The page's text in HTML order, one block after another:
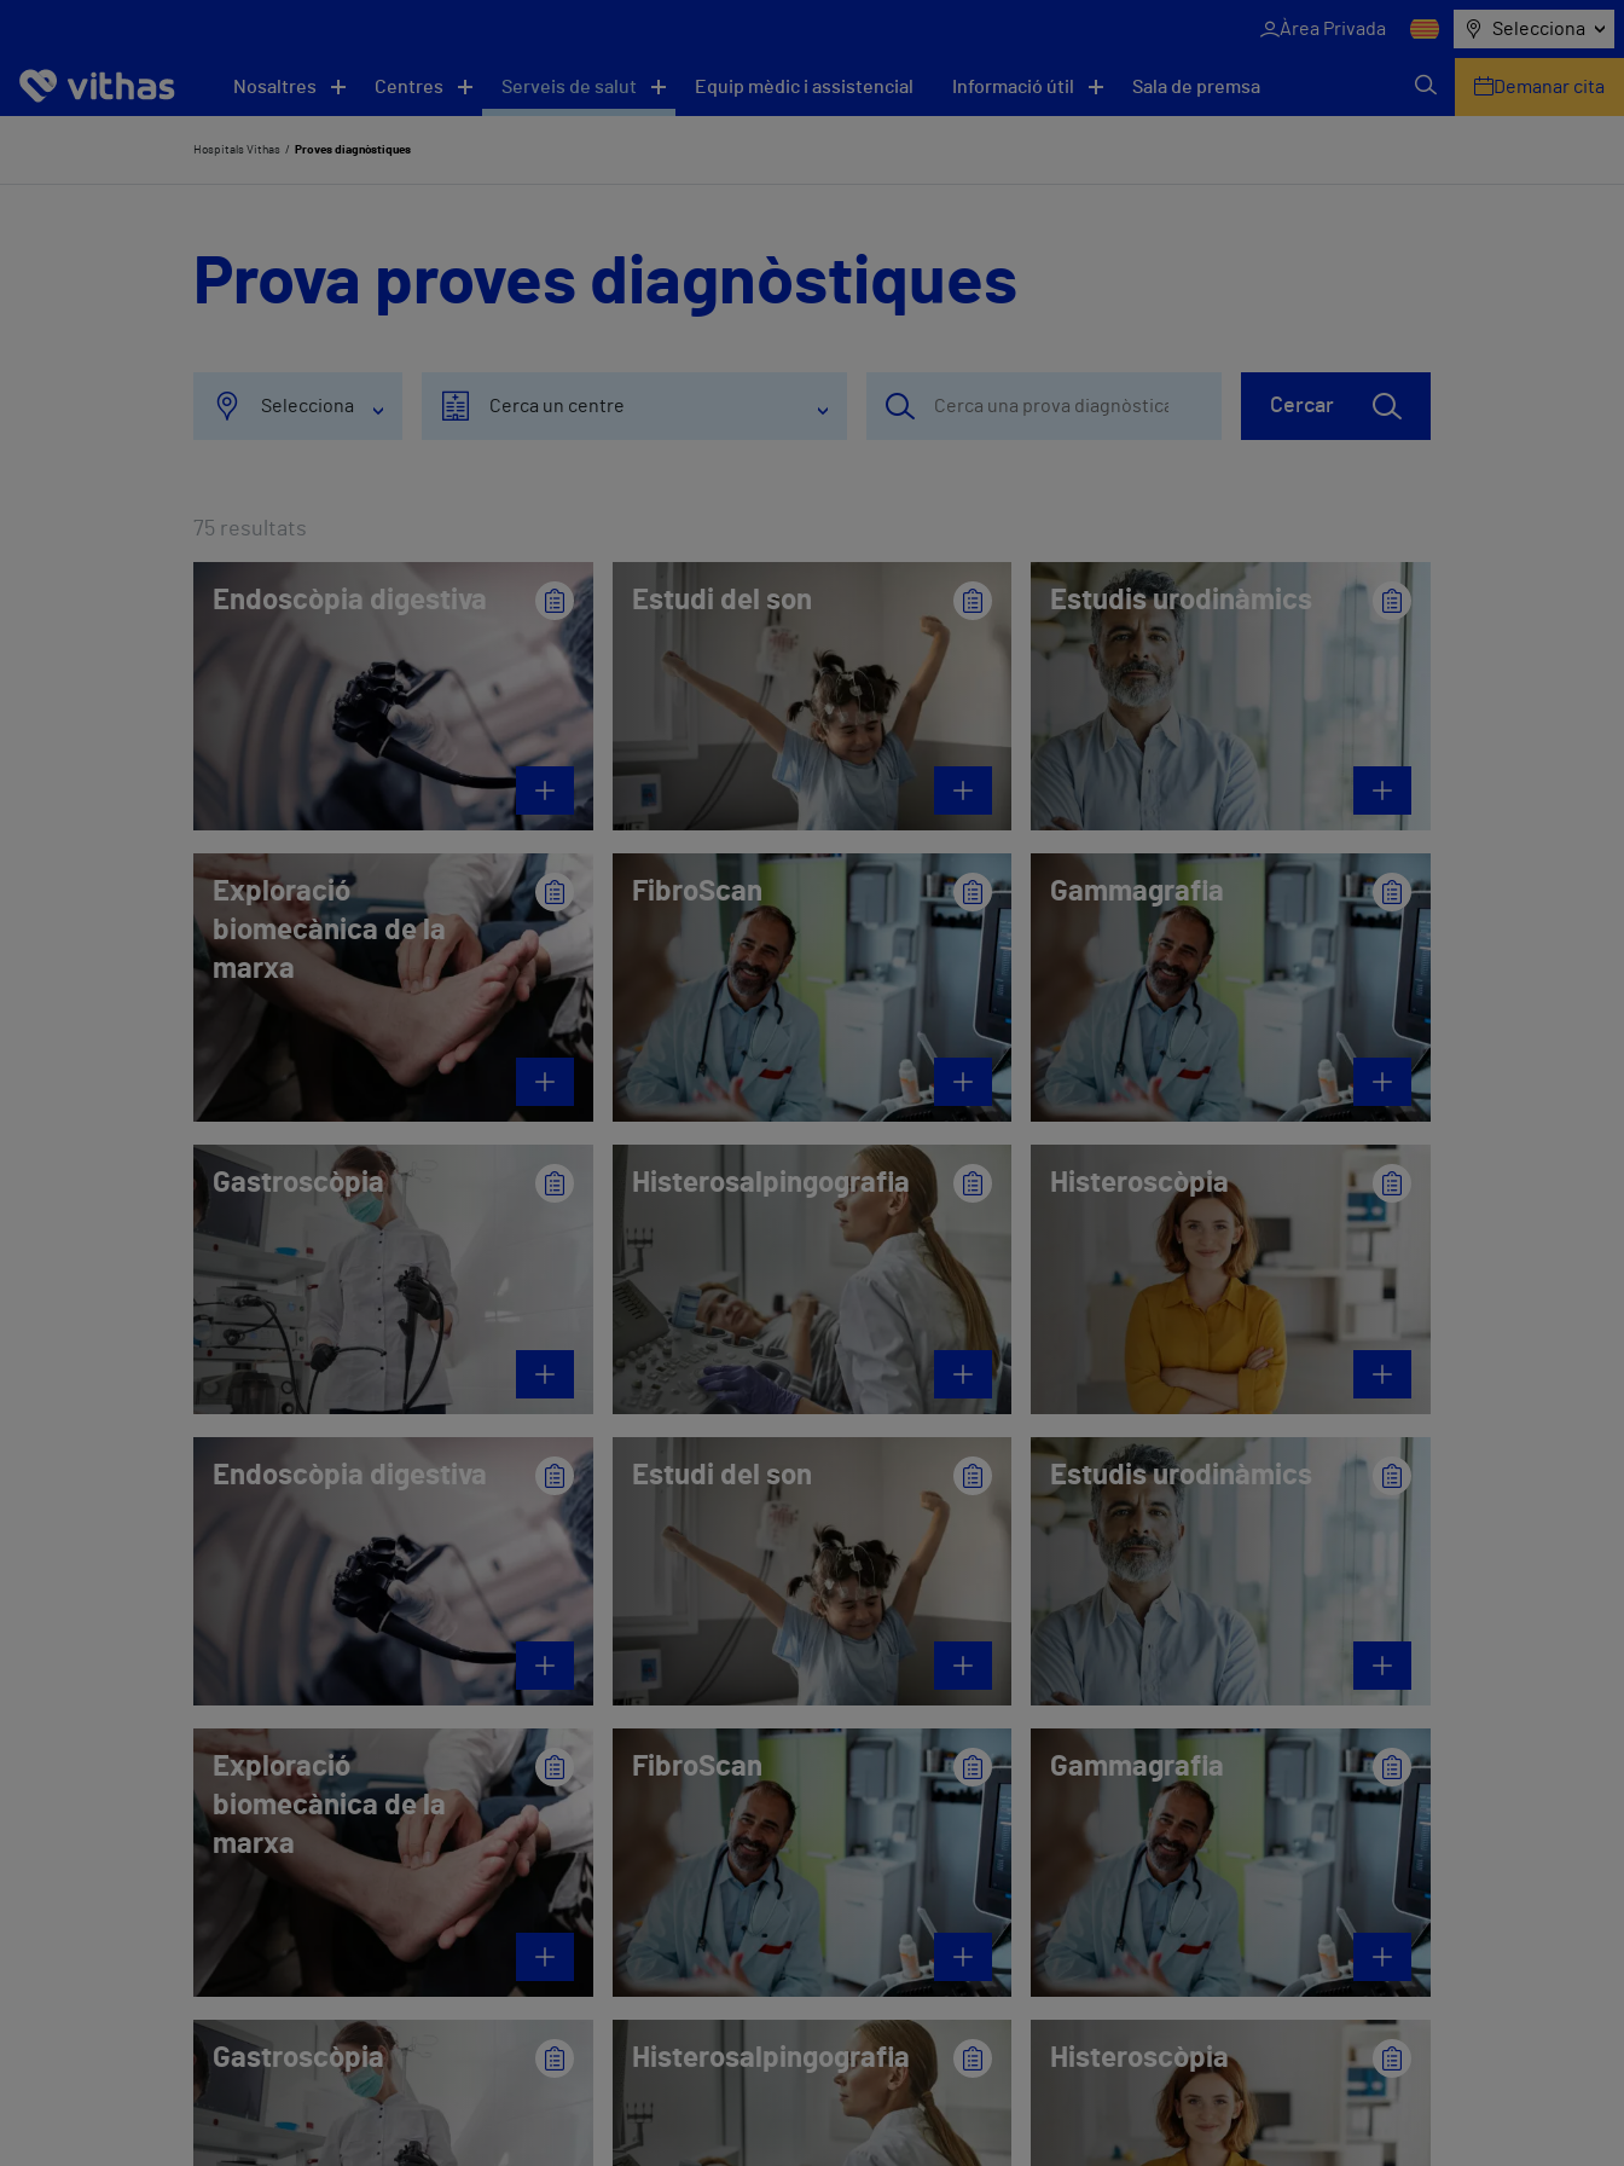
Àrea Privada Selecciona
Nosaltres Centres Serveis de salut Equip mèdic i assistencial Informació útil Sala de premsa Demanar cita
Hospitals Vithas Proves diagnòstiques
Prova proves diagnòstiques
Selecciona Cerca un centre Cercar
75 resultats
Endoscòpia digestiva Estudi del son Estudis urodinàmics
Exploració
biomecànica de la
marxa
FibroScan Gammagrafia
Gastroscòpia Histerosalpingografia Histeroscòpia
Endoscòpia digestiva Estudi del son Estudis urodinàmics
Exploració
biomecànica de la
marxa
FibroScan Gammagrafia
Gastroscòpia Histerosalpingografia Histeroscòpia